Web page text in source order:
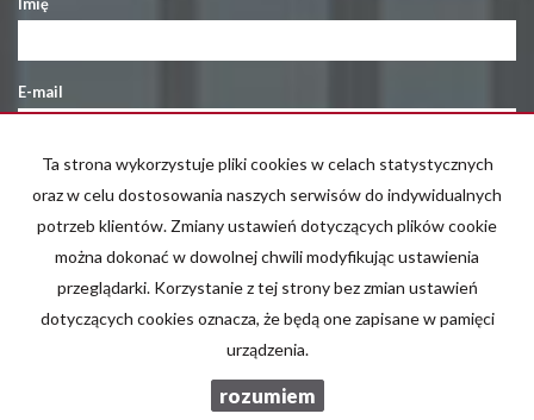
E-mail
Kod zabezpieczający
Ta strona wykorzystuje pliki cookies w celach statystycznych
oraz w celu dostosowania naszych serwisów do indywidualnych
potrzeb klientów. Zmiany ustawień dotyczących plików cookie
można dokonać w dowolnej chwili modyfikując ustawienia
przeglądarki. Korzystanie z tej strony bez zmian ustawień
dotyczących cookies oznacza, że będą one zapisane w pamięci
urządzenia.
rozumiem